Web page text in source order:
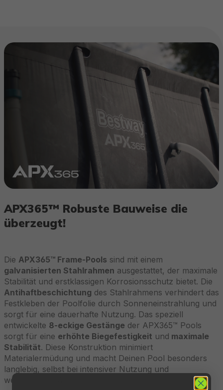
APX365™ Robuste Bauweise die
überzeugt!
Die APX365™ Frame-Pools sind mit einem
galvanisierten Stahlrahmen ausgestattet, der maximale
Stabilität und erstklassigen Korrosionsschutz bietet. Die
Antihaftbeschichtung des Stahlrahmens verhindert das
Festkleben der Poolfolie durch Sonneneinstrahlung und
sorgt für eine dauerhafte Nutzung. Das speziell
entwickelte 8-eckige Gestänge der APX365™ Pools
sorgt für eine erhöhte Biegefestigkeit und maximale
Stabilität. Diese Konstruktion minimiert
Materialermüdung und macht Deinen Pool besonders
langlebig, selbst bei intensiver Nutzung und
wechselnden Wetterbedingungen.